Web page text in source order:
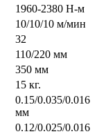
1960-2380 Н-м
10/10/10 м/мин
32
110/220 мм
350 мм
15 кг.
0.15/0.035/0.016
мм
0.12/0.025/0.016